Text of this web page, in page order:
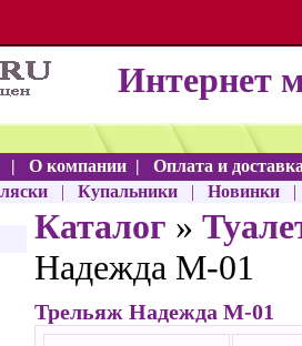
Интернет
| О компании |
Оплата и
| Купальники | Новинки
Каталог »
Надежда М-01
Трельяж Надежда М-01